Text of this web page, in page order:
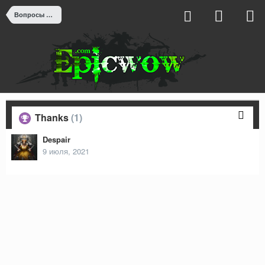
Вопросы к Администрации
Thanks(1)
Despair
9 июля, 2021